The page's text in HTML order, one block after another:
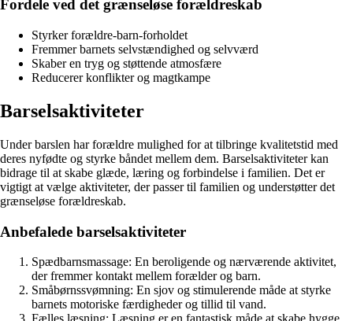
Fordele ved det grænseløse forældreskab
Styrker forældre-barn-forholdet
Fremmer barnets selvstændighed og selvværd
Skaber en tryg og støttende atmosfære
Reducerer konflikter og magtkampe
Barselsaktiviteter
Under barslen har forældre mulighed for at tilbringe kvalitetstid med
deres nyfødte og styrke båndet mellem dem. Barselsaktiviteter kan
bidrage til at skabe glæde, læring og forbindelse i familien. Det er
vigtigt at vælge aktiviteter, der passer til familien og understøtter det
grænseløse forældreskab.
Anbefalede barselsaktiviteter
Spædbarnsmassage: En beroligende og nærværende aktivitet,
der fremmer kontakt mellem forælder og barn.
Småbørnssvømning: En sjov og stimulerende måde at styrke
barnets motoriske færdigheder og tillid til vand.